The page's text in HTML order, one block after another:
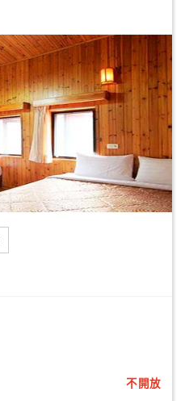
不開放